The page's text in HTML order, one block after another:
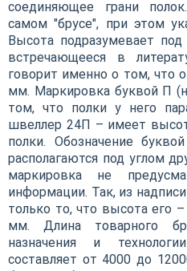
соединяющее грани
самом "брусе", при этом
Высота подразумевает
встречающееся в
говорит именно о том, что
мм. Маркировка буквой П
том, что полки у него
швеллер 24П – имеет
полки. Обозначение
располагаются под углом
маркировка не
информации. Так, из
только то, что высота его
мм. Длина товарного
назначения и
составляет от 4000 до